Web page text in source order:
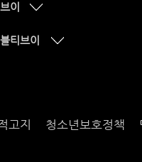
이
티브이
고지 청소년보호정책